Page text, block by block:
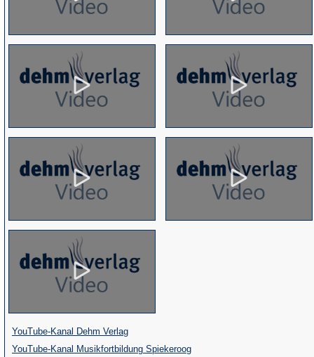
YouTube-Kanal Dehm Verlag(Öffnet
in
YouTube-Kanal Musikfortbildung Spiekeroog(Öffnet